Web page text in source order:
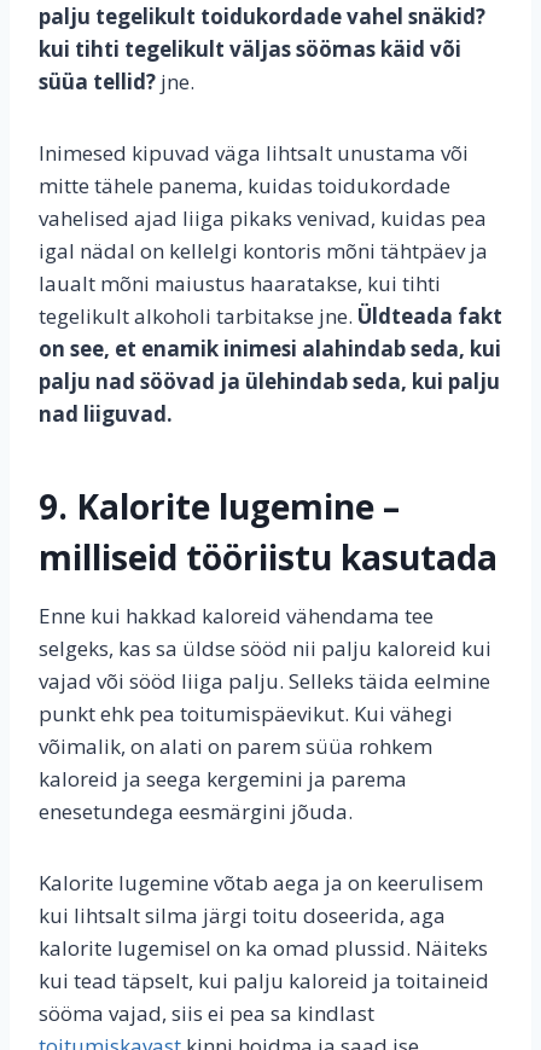
palju tegelikult toidukordade vahel snäkid?
kui tihti tegelikult väljas söömas käid või
süüa tellid? jne.
Inimesed kipuvad väga lihtsalt unustama või
mitte tähele panema, kuidas toidukordade
vahelised ajad liiga pikaks venivad, kuidas pea
igal nädal on kellelgi kontoris mõni tähtpäev ja
laualt mõni maiustus haaratakse, kui tihti
tegelikult alkoholi tarbitakse jne. Üldteada fakt
on see, et enamik inimesi alahindab seda, kui
palju nad söövad ja ülehindab seda, kui palju
nad liiguvad.
9. Kalorite lugemine –
milliseid tööriistu kasutada
Enne kui hakkad kaloreid vähendama tee
selgeks, kas sa üldse sööd nii palju kaloreid kui
vajad või sööd liiga palju. Selleks täida eelmine
punkt ehk pea toitumispäevikut. Kui vähegi
võimalik, on alati on parem süüa rohkem
kaloreid ja seega kergemini ja parema
enesetundega eesmärgini jõuda.
Kalorite lugemine võtab aega ja on keerulisem
kui lihtsalt silma järgi toitu doseerida, aga
kalorite lugemisel on ka omad plussid. Näiteks
kui tead täpselt, kui palju kaloreid ja toitaineid
sööma vajad, siis ei pea sa kindlast